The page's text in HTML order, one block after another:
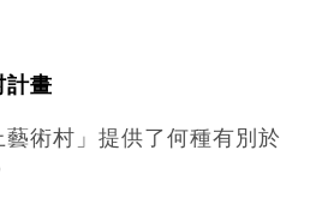
計畫
藝術村」提供了何種有別於